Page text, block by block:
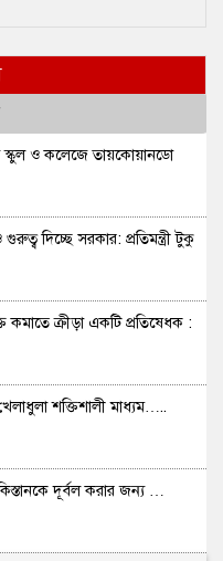
স্কুল ও কলেজে তায়কোয়ানডো
দিচ্ছে সরকার: প্রতিমন্ত্রী টুকু
ক্রীড়া একটি প্রতিষেধক :
শক্তিশালী মাধ্যম…..
দূর্বল করার জন্য …